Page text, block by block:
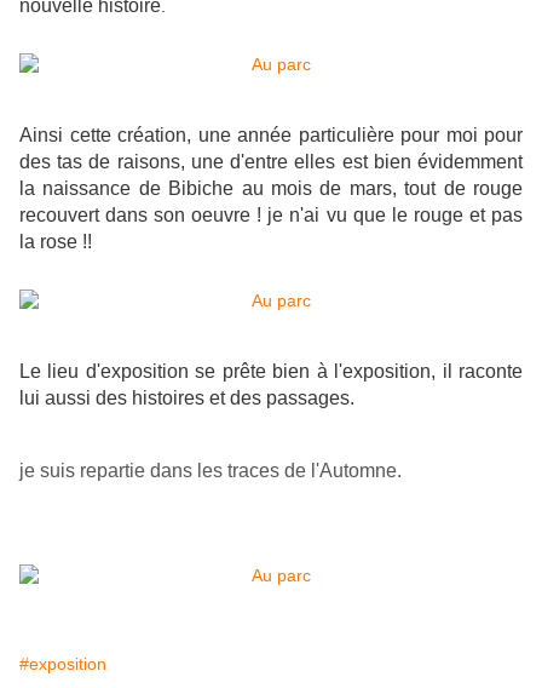
nouvelle histoire
Ainsi cette création, une année particulière pour moi pour
des tas de raisons, une d'entre elles est bien évidemment
la naissance de Bibiche au mois de mars, tout de rouge
recouvert dans son oeuvre ! je n'ai vu que le rouge et pas
la rose !!
Le lieu d'exposition se prête bien à l'exposition, il raconte
lui aussi des histoires et des passages.
je suis repartie dans les traces de l'Automne.
#exposition